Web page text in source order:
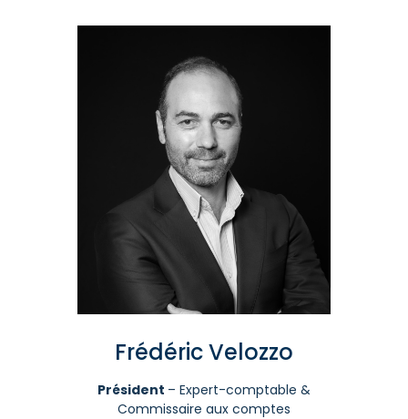
Frédéric Velozzo
Président – Expert-comptable &
Commissaire aux comptes